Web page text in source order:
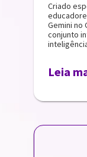
Criado
Gemini no
conjunto
Leia